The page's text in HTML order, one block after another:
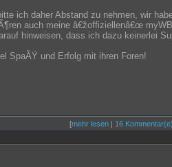
ich daher Abstand zu nehmen, wir
auch meine â€žoffiziellenâ€œ
hinweisen, dass ich dazu keinerlei
SpaÃŸ und Erfolg mit ihren Foren!
[mehr lesen | 16 Kommentar(e)